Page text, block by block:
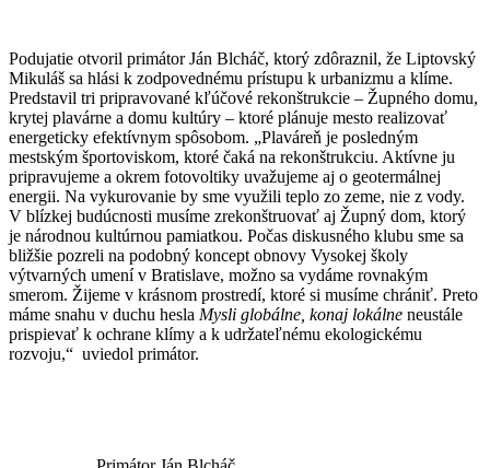
Podujatie otvoril primátor Ján Blcháč, ktorý zdôraznil, že Liptovský
Mikuláš sa hlási k zodpovednému prístupu k urbanizmu a klíme.
Predstavil tri pripravované kľúčové rekonštrukcie – Župného domu,
krytej plavárne a domu kultúry – ktoré plánuje mesto realizovať
energeticky efektívnym spôsobom. „Plaváreň je posledným
mestským športoviskom, ktoré čaká na rekonštrukciu. Aktívne ju
pripravujeme a okrem fotovoltiky uvažujeme aj o geotermálnej
energii. Na vykurovanie by sme využili teplo zo zeme, nie z vody.
V blízkej budúcnosti musíme zrekonštruovať aj Župný dom, ktorý
je národnou kultúrnou pamiatkou. Počas diskusného klubu sme sa
bližšie pozreli na podobný koncept obnovy Vysokej školy
výtvarných umení v Bratislave, možno sa vydáme rovnakým
smerom. Žijeme v krásnom prostredí, ktoré si musíme chrániť. Preto
máme snahu v duchu hesla Mysli globálne, konaj lokálne neustále
prispievať k ochrane klímy a k udržateľnému ekologickému
rozvoju,“ uviedol primátor.